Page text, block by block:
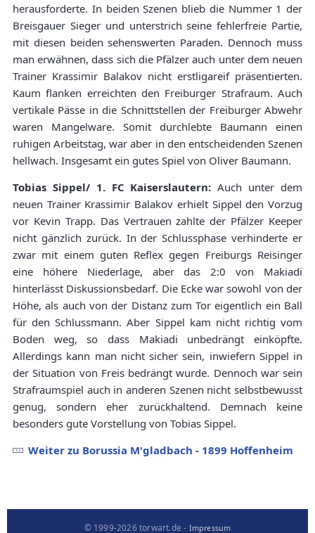
herausforderte. In beiden Szenen blieb die Nummer 1 der
Breisgauer Sieger und unterstrich seine fehlerfreie Partie,
mit diesen beiden sehenswerten Paraden. Dennoch muss
man erwähnen, dass sich die Pfälzer auch unter dem neuen
Trainer Krassimir Balakov nicht erstligareif präsentierten.
Kaum flanken erreichten den Freiburger Strafraum. Auch
vertikale Pässe in die Schnittstellen der Freiburger Abwehr
waren Mangelware. Somit durchlebte Baumann einen
ruhigen Arbeitstag, war aber in den entscheidenden Szenen
hellwach. Insgesamt ein gutes Spiel von Oliver Baumann.
Tobias Sippel/ 1. FC Kaiserslautern: Auch unter dem
neuen Trainer Krassimir Balakov erhielt Sippel den Vorzug
vor Kevin Trapp. Das Vertrauen zahlte der Pfälzer Keeper
nicht gänzlich zurück. In der Schlussphase verhinderte er
zwar mit einem guten Reflex gegen Freiburgs Reisinger
eine höhere Niederlage, aber das 2:0 von Makiadi
hinterlässt Diskussionsbedarf. Die Ecke war sowohl von der
Höhe, als auch von der Distanz zum Tor eigentlich ein Ball
für den Schlussmann. Aber Sippel kam nicht richtig vom
Boden weg, so dass Makiadi unbedrängt einköpfte.
Allerdings kann man nicht sicher sein, inwiefern Sippel in
der Situation von Freis bedrängt wurde. Dennoch war sein
Strafraumspiel auch in anderen Szenen nicht selbstbewusst
genug, sondern eher zurückhaltend. Demnach keine
besonders gute Vorstellung von Tobias Sippel.
Weiter zu Borussia M'gladbach - 1899 Hoffenheim
© 1999-2026 torwart.de - Impressum